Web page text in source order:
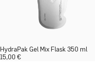
HydraPak Gel Mix Flask 350 ml
15,00 €